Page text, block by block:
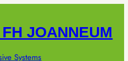
JOANNEUM
Systems